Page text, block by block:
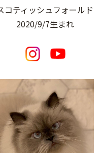
コティッシュフォールド
2020/9/7生まれ